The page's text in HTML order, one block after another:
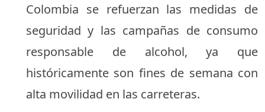
Colombia se refuerzan las medidas de
seguridad y las campañas de consumo
responsable de alcohol, ya que
históricamente son fines de semana con
alta movilidad en las carreteras.